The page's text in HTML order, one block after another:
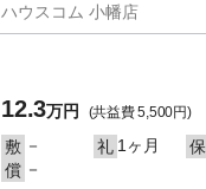
ハウスコム 小幡店
12.3万円 (共益費 5,500円)
敷 － 礼 1ヶ月 保
償 －